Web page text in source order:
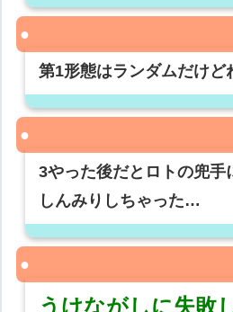
第1形態はランダムだけど
3やった後だとロトの兜手
しんみりしちゃった…
うけながしに失敗